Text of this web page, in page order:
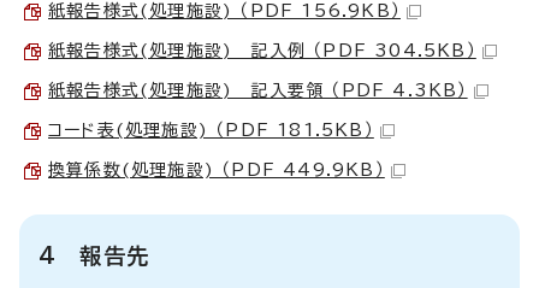
紙報告様式(処理施設) （PDF 156.9KB）
紙報告様式(処理施設) 記入例 （PDF 304.5KB）
紙報告様式(処理施設) 記入要領 （PDF 4.3KB）
コード表(処理施設) （PDF 181.5KB）
換算係数(処理施設) （PDF 449.9KB）
4 報告先